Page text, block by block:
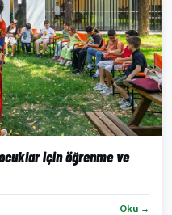
için öğrenme ve
Oku →